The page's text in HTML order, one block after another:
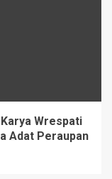
Wrespati
Adat Peraupan